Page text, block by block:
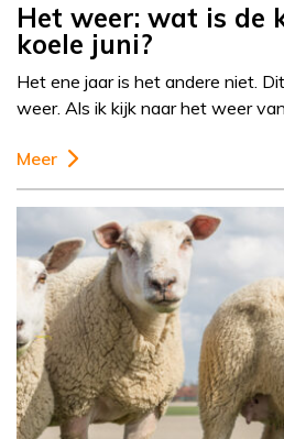
Het weer: wat is de
koele juni?
Het ene jaar is het andere niet.
weer. Als ik kijk naar het weer
Meer